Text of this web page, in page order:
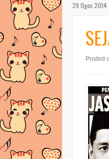
29 Ogos 2014
Posted